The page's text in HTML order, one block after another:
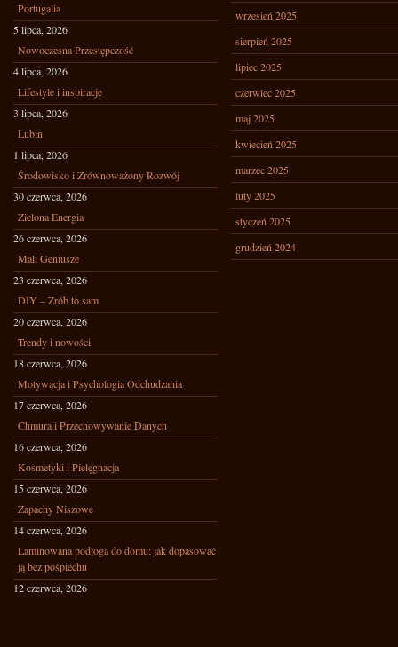
Portugalia
5 lipca, 2026
Nowoczesna Przestępczość
4 lipca, 2026
Lifestyle i inspiracje
3 lipca, 2026
Lubin
1 lipca, 2026
Środowisko i Zrównoważony Rozwój
30 czerwca, 2026
Zielona Energia
26 czerwca, 2026
Mali Geniusze
23 czerwca, 2026
DIY – Zrób to sam
20 czerwca, 2026
Trendy i nowości
18 czerwca, 2026
Motywacja i Psychologia Odchudzania
17 czerwca, 2026
Chmura i Przechowywanie Danych
16 czerwca, 2026
Kosmetyki i Pielęgnacja
15 czerwca, 2026
Zapachy Niszowe
14 czerwca, 2026
Laminowana podłoga do domu: jak dopasować
ją bez pośpiechu
12 czerwca, 2026
wrzesień 2025
sierpień 2025
lipiec 2025
czerwiec 2025
maj 2025
kwiecień 2025
marzec 2025
luty 2025
styczeń 2025
grudzień 2024